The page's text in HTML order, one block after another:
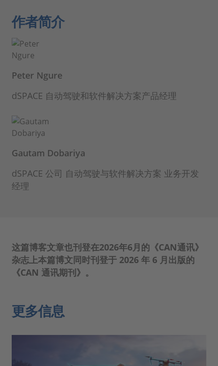
作者简介
Peter Ngure
dSPACE 自动驾驶和软件解决方案产品经理
Gautam Dobariya
dSPACE 公司 自动驾驶与软件解决方案 业务开发
经理
这篇博客文章也刊登在2026年6月的《CAN通讯》
杂志上本篇博文同时刊登于 2026 年 6 月出版的
《CAN 通讯期刊》。
更多信息